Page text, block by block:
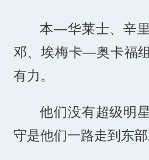
本—华莱士、辛
邓、埃梅卡—奥卡福
有力。
他们没有超级明
守是他们一路走到东部